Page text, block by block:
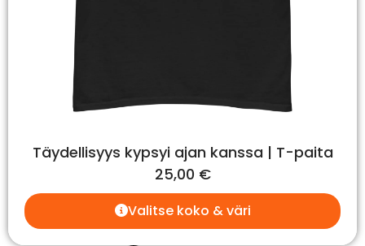
Täydellisyys kypsyi ajan kanssa | T-paita
25,00 €
Valitse koko & väri